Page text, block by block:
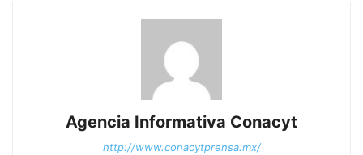
Agencia Informativa Conacyt
http://www.conacytprensa.mx/